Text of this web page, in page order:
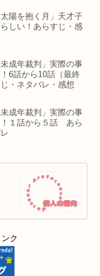
陽を抱く月」天才子
しい！あらすじ・感
成年裁判」実際の事
6話から10話（最終
・ネタバレ・感想
成年裁判」実際の事
！１話から５話 あら
ク